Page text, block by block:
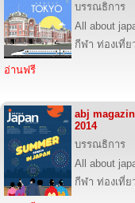
บรรณธิการ
All about
กีฬา ท่องเที่
อ่านฟรี
abj
2014
บรรณธิการ
All about
กีฬา ท่องเที่